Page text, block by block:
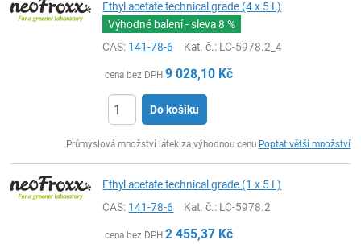
Ethyl acetate technical grade (4 x 5 L)
Výhodné balení - sleva8 %
CAS: 141-78-6 Kat. č.: LC-5978.2_4
cena bez DPH 9 028,10 Kč
Do košíku
Průmyslová množství látek za výhodnou cenu Poptat větší množství
Ethyl acetate technical grade (1 x 5 L)
CAS: 141-78-6 Kat. č.: LC-5978.2
cena bez DPH 2 455,37 Kč